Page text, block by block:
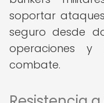
soportar
seguro desde
operaciones y
combate.